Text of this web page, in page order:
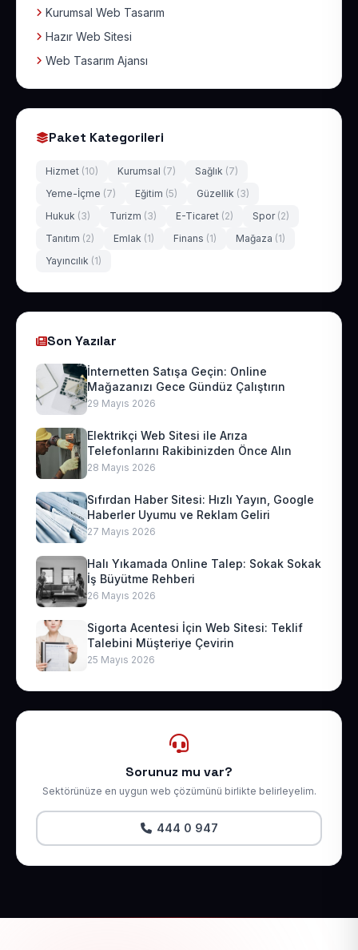
Kurumsal Web Tasarım
Hazır Web Sitesi
Web Tasarım Ajansı
Paket Kategorileri
Hizmet (10) Kurumsal (7) Sağlık (7)
Yeme-İçme (7) Eğitim (5) Güzellik (3)
Hukuk (3) Turizm (3) E-Ticaret (2) Spor (2)
Tanıtım (2) Emlak (1) Finans (1) Mağaza (1)
Yayıncılık (1)
Son Yazılar
İnternetten Satışa Geçin: Online
Mağazanızı Gece Gündüz Çalıştırın
29 Mayıs 2026
Elektrikçi Web Sitesi ile Arıza
Telefonlarını Rakibinizden Önce Alın
28 Mayıs 2026
Sıfırdan Haber Sitesi: Hızlı Yayın, Google
Haberler Uyumu ve Reklam Geliri
27 Mayıs 2026
Halı Yıkamada Online Talep: Sokak Sokak
İş Büyütme Rehberi
26 Mayıs 2026
Sigorta Acentesi İçin Web Sitesi: Teklif
Talebini Müşteriye Çevirin
25 Mayıs 2026
Sorunuz mu var?
Sektörünüze en uygun web çözümünü birlikte belirleyelim.
444 0 947